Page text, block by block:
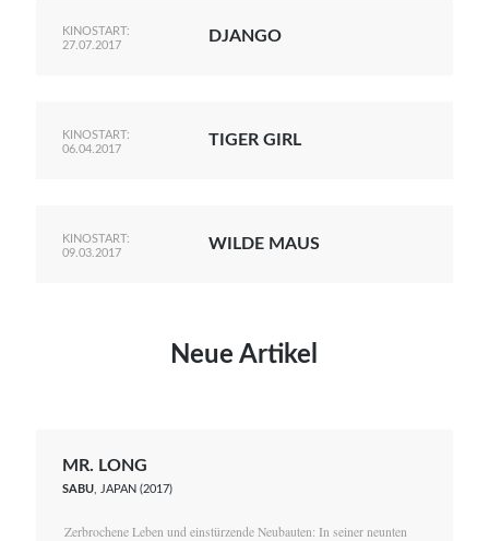
KINOSTART:
27.07.2017
DJANGO
KINOSTART:
06.04.2017
TIGER GIRL
KINOSTART:
09.03.2017
WILDE MAUS
Neue Artikel
MR. LONG
SABU, JAPAN (2017)
Zerbrochene Leben und einstürzende Neubauten: In seiner neunten